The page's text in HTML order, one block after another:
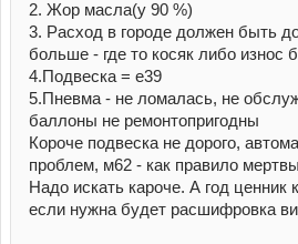
2. Жор масла(у 90 %)
3. Расход в городе должен быть
больше - где то косяк либо износ
4.Подвеска = е39
5.Пневма - не ломалась, не
баллоны не ремонтопригодны
Короче подвеска не дорого,
проблем, м62 - как правило
Надо искать кароче. А год ценник
если нужна будет расшифровка